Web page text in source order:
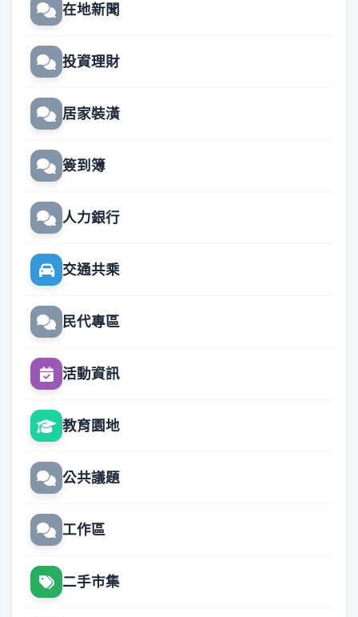
在地新聞
投資理財
居家裝潢
簽到簿
人力銀行
交通共乘
民代專區
活動資訊
教育園地
公共議題
工作區
二手市集